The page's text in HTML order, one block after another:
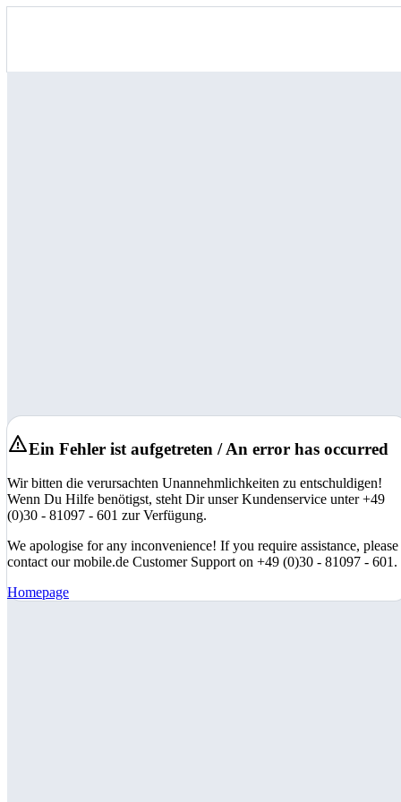
Ein Fehler ist aufgetreten / An error has occurred
Wir bitten die verursachten Unannehmlichkeiten zu entschuldigen!
Wenn Du Hilfe benötigst, steht Dir unser Kundenservice unter +49
(0)30 - 81097 - 601 zur Verfügung.
We apologise for any inconvenience! If you require assistance, please
contact our mobile.de Customer Support on +49 (0)30 - 81097 - 601.
Homepage